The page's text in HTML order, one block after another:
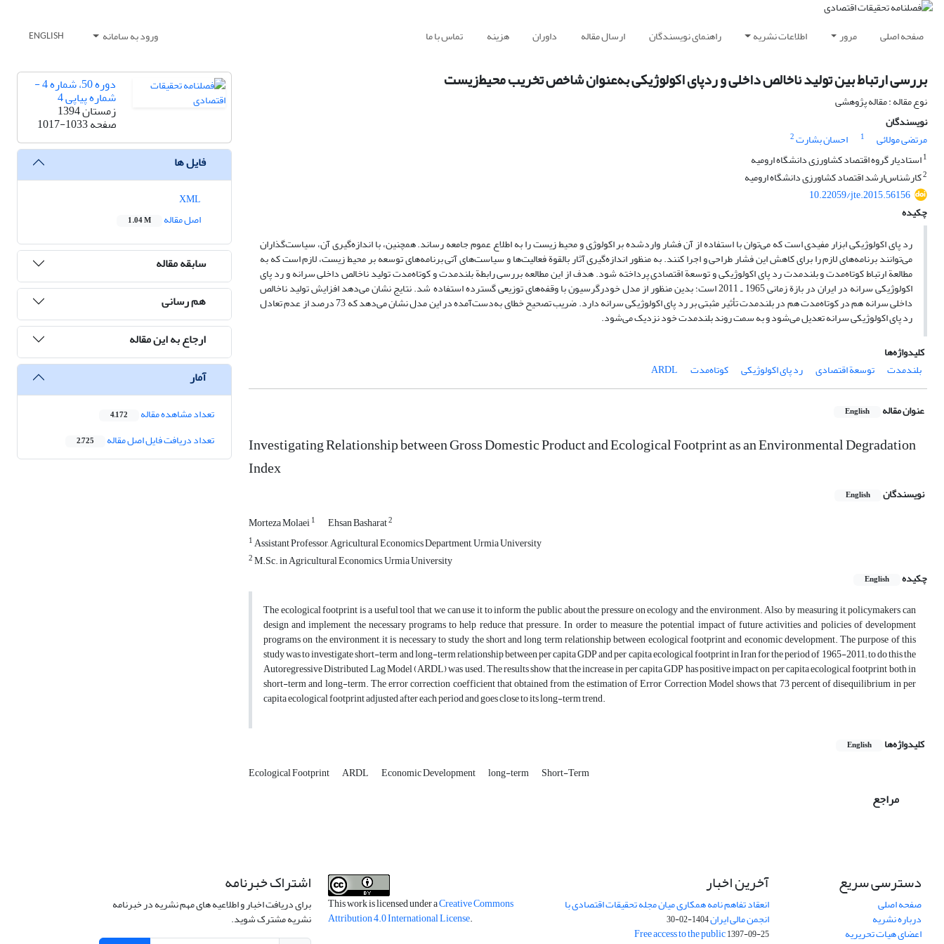
صفحه اصلی مرور اطلاعات نشریه راهنمای نویسندگان ارسال مقاله داوران هزینه تماس با ما ورود به سامانه ENGLISH
بررسی ارتباط بین تولید ناخالص داخلی و ردپای اکولوژیکی به‌عنوان شاخص تخریب محیط‌زیست
نوع مقاله : مقاله پژوهشی
نویسندگان
مرتضی مولائی
1 احسان بشارت2
1استادیار گروه اقتصاد کشاورزی دانشگاه ارومیه
2کارشناس‌‌ارشد اقتصاد کشاورزی دانشگاه ارومیه
10.22059/jte.2015.56156
چکیده
رد پای اکولوژیکی ابزار مفیدی است که می‌توان با استفاده از آن فشار واردشده بر اکولوژی و محیط‌ زیست را به اطلاع عموم جامعه رساند. همچنین، با اندازه‌گیری آن، سیاست‌گذاران
می‌توانند برنامه‌های لازم را برای کاهش این فشار طراحی و اجرا کنند. به‌ منظور اندازه‌گیری آثار بالقوة فعالیت‌ها و سیاست‌های آتی برنامه‌های توسعه بر محیط‌ زیست، لازم است که به
مطالعة ارتباط کوتاه‌مدت و بلندمدت رد پای اکولوژیکی و توسعة اقتصادی پرداخته شود. هدف از این مطالعه بررسی رابطة بلندمدت و کوتاه‌مدت تولید ناخالص داخلی سرانه و رد پای
اکولوژیکی سرانه در ایران در بازة زمانی 1965 ـ 2011 است؛ بدین منظور از مدل خودرگرسیون با وقفه‌های توزیعی گسترده استفاده شد. نتایج نشان می‌دهد افزایش تولید ناخالص
داخلی سرانه هم در کوتاه‌مدت هم در بلندمدت تأثیر مثبتی بر رد پای اکولوژیکی سرانه دارد. ضریب تصحیح خطای به‌دست‌آمده در این مدل نشان می‌دهد که 73 درصد از عدم تعادل
رد پای اکولوژیکی سرانه تعدیل می‌شود و به سمت روند بلندمدت خود نزدیک می‌شود.
کلیدواژه‌ها
بلندمدت
توسعة اقتصادی رد پای اکولوژیکی کوتاه‌مدت ARDL
عنوان مقاله English
Investigating Relationship between Gross Domestic Product and Ecological Footprint as an Environmental Degradation
Index
نویسندگان English
Morteza Molaei1 Ehsan Basharat2
1Assistant Professor, Agricultural Economics Department, Urmia University
2M.Sc. in Agricultural Economics, Urmia University
چکیده
English
The ecological footprint is a useful tool that we can use it to inform the public about the pressure on ecology and the environment. Also, by measuring it, policymakers can
design and implement the necessary programs to help reduce that pressure. In order to measure the potential impact of future activities and policies of development
programs on the environment, it is necessary to study the short and long term relationship between ecological footprint and economic development. The purpose of this
study was to investigate short-term and long-term relationship between per capita GDP and per capita ecological footprint in Iran for the period of 1965-2011; to do this the
Autoregressive Distributed Lag Model (ARDL) was used. The results show that the increase in per capita GDP has positive impact on per capita ecological footprint both in
short-term and long-term. The error correction coefficient that obtained from the estimation of Error Correction Model shows that 73 percent of disequilibrium in per
capita ecological footprint adjusted after each period and goes close to its long-term trend.
کلیدواژه‌ها English
Ecological Footprint ARDL Economic Development long-term Short-Term
مراجع
دوره 50، شماره 4 -
شماره پیاپی 4
زمستان 1394
صفحه1017-1033
فایل ها
اصل مقاله
1.04 M
سابقه مقاله
هم رسانی
ارجاع به این مقاله
آمار
تعداد مشاهده مقاله 4,172
تعداد دریافت فایل اصل مقاله 2,725
دسترسی سریع
صفحه اصلی
درباره نشریه
اعضای هیات تحریریه
آخرین اخبار
انعقاد تفاهم نامه همکاری میان مجله تحقیقات اقتصادی با
انجمن مالی ایران1404-02-30
Free access to the public1397-09-25
This work is licensed under aCreative Commons
Attribution 4.0 International License.
اشتراک خبرنامه
برای دریافت اخبار و اطلاعیه های مهم نشریه در خبرنامه
نشریه مشترک شوید.